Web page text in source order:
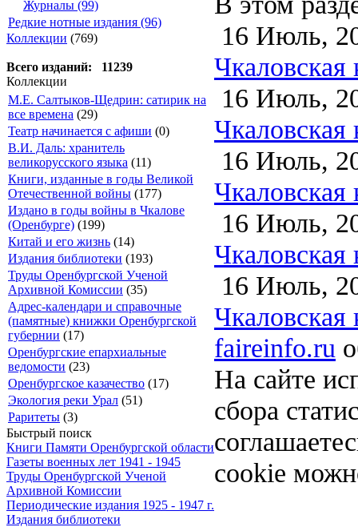
Журналы (99)
Редкие нотные издания (96)
Коллекции (769)
Всего изданий: 11239
Коллекции
М.Е. Салтыков-Щедрин: сатирик на
все времена (29)
Театр начинается с афиши (0)
В.И. Даль: хранитель
великорусского языка (11)
Книги, изданные в годы Великой
Отечественной войны (177)
Издано в годы войны в Чкалове
(Оренбурге) (199)
Китай и его жизнь (14)
Издания библиотеки (193)
Труды Оренбургской Ученой
Архивной Комиссии (35)
Адрес-календари и справочные
(памятные) книжки Оренбургской
губернии (17)
Оренбургские епархиальные
ведомости (23)
Оренбургское казачество (17)
Экология реки Урал (51)
Раритеты (3)
Быстрый поиск
Книги Памяти Оренбургской области
Газеты военных лет 1941 - 1945
Труды Оренбургской Ученой
Архивной Комиссии
Периодические издания 1925 - 1947 г.
Издания библиотеки
16 Июль,
16 Июль,
16 Июль,
16 Июль,
16 Июль,
faireinfo.ru
На сайте
сбора
cookie